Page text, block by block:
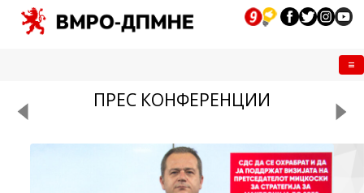
ПРЕС КОНФЕРЕНЦИИ